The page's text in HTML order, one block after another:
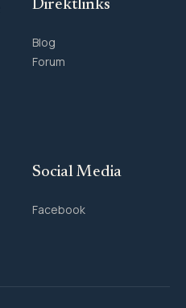
Direktlinks
Blog
Forum
Social Media
Facebook